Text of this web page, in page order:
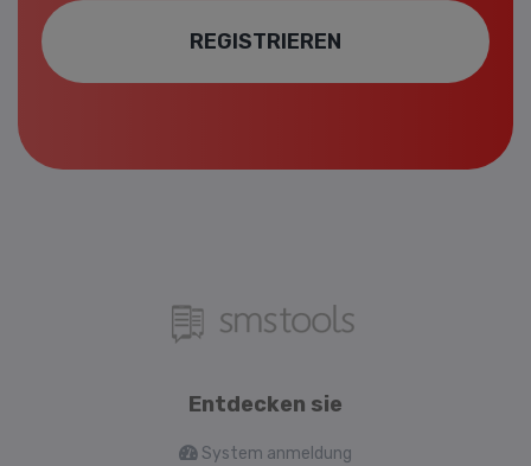
REGISTRIEREN
Entdecken sie
System anmeldung